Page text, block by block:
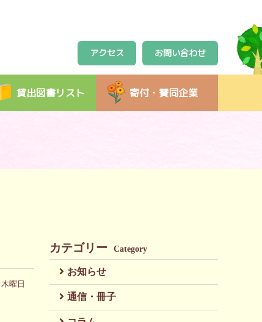
アクセス お問い合わせ
貸出図書リスト 寄付・賛同企業
曜日
カテゴリー Category
お知らせ
通信・冊子